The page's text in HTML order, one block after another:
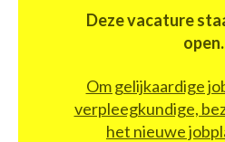
Deze vacature
open.
Om gelijkaardige
verpleegkundige,
het nieuwe